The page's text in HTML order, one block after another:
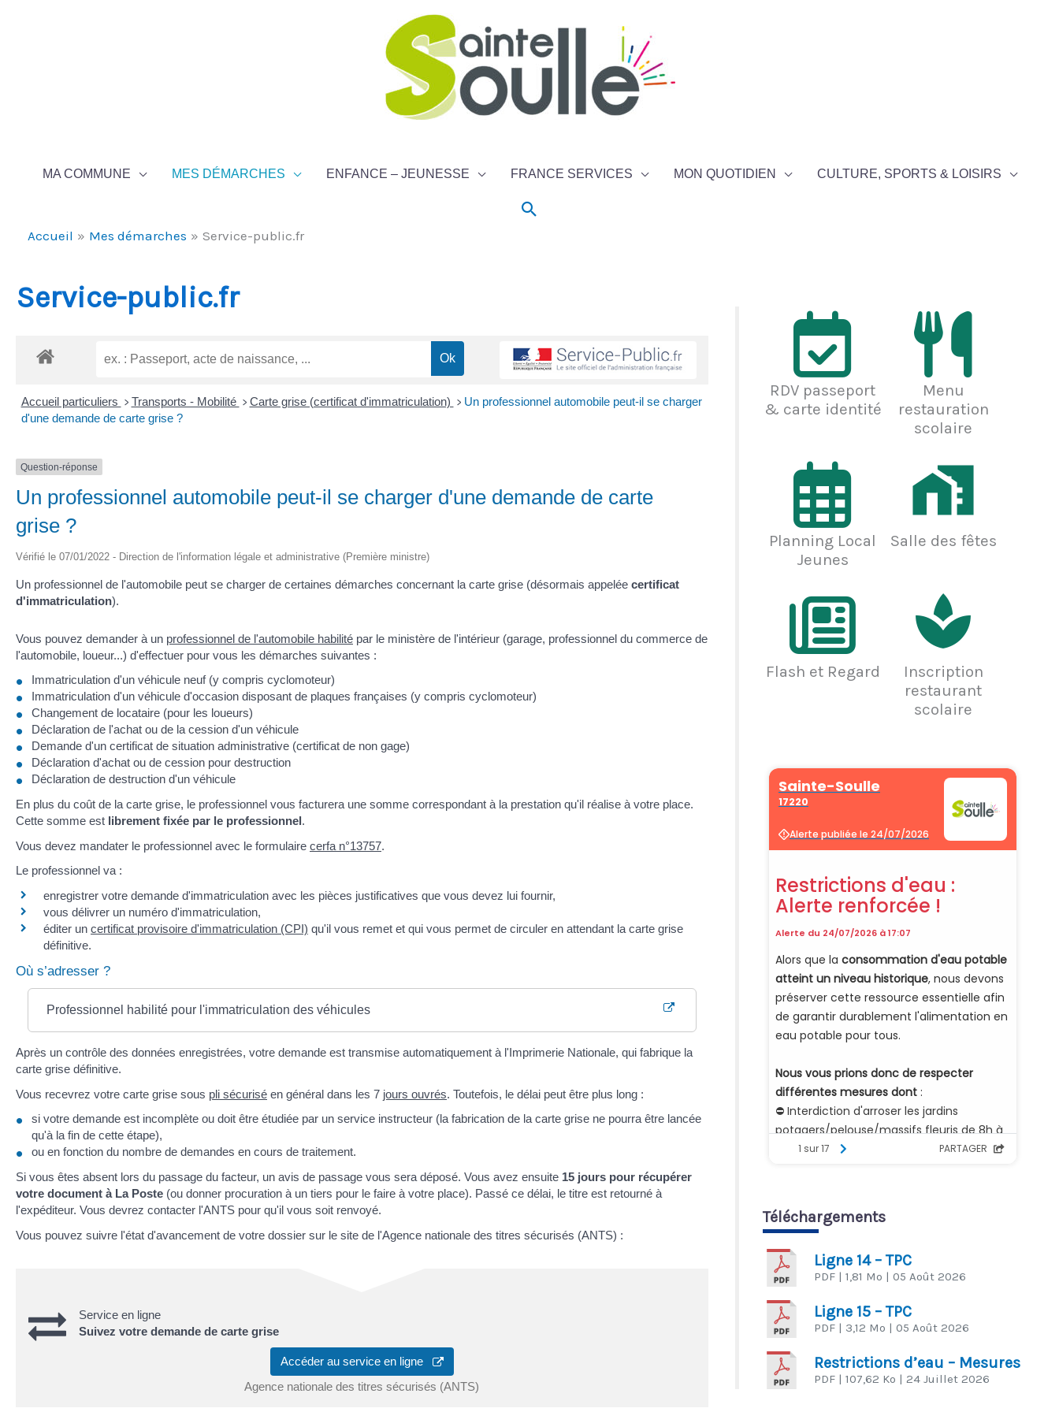
MA COMMUNE MES DÉMARCHES ENFANCE – JEUNESSE FRANCE SERVICES MON QUOTIDIEN CULTURE, SPORTS & LOISIRS
Rechercher
Accueil Mes démarches Service-public.fr
Service-public.fr
Accueil particuliers > Transports - Mobilité > Carte grise (certificat d'immatriculation) > Un professionnel automobile peut-il se charger
d'une demande de carte grise ?
Question-réponse
Un professionnel automobile peut-il se charger d'une demande de carte
grise ?
Vérifié le 07/01/2022 - Direction de l'information légale et administrative (Première ministre)
Un professionnel de l'automobile peut se charger de certaines démarches concernant la carte grise (désormais appelée certificat
d'immatriculation).
Vous pouvez demander à un professionnel de l'automobile habilité par le ministère de l'intérieur (garage, professionnel du commerce de
l'automobile, loueur...) d'effectuer pour vous les démarches suivantes :
Immatriculation d'un véhicule neuf (y compris cyclomoteur)
Immatriculation d'un véhicule d'occasion disposant de plaques françaises (y compris cyclomoteur)
Changement de locataire (pour les loueurs)
Déclaration de l'achat ou de la cession d'un véhicule
Demande d'un certificat de situation administrative (certificat de non gage)
Déclaration d'achat ou de cession pour destruction
Déclaration de destruction d'un véhicule
En plus du coût de la carte grise, le professionnel vous facturera une somme correspondant à la prestation qu'il réalise à votre place.
Cette somme est librement fixée par le professionnel.
Vous devez mandater le professionnel avec le formulaire cerfa n°13757.
Le professionnel va :
enregistrer votre demande d'immatriculation avec les pièces justificatives que vous devez lui fournir,
vous délivrer un numéro d'immatriculation,
éditer un certificat provisoire d'immatriculation (CPI) qu'il vous remet et qui vous permet de circuler en attendant la carte grise
définitive.
Où s’adresser ?
Professionnel habilité pour l'immatriculation des véhicules
Après un contrôle des données enregistrées, votre demande est transmise automatiquement à l'Imprimerie Nationale, qui fabrique la
carte grise définitive.
Vous recevrez votre carte grise sous pli sécurisé en général dans les 7 jours ouvrés. Toutefois, le délai peut être plus long :
si votre demande est incomplète ou doit être étudiée par un service instructeur (la fabrication de la carte grise ne pourra être lancée
qu'à la fin de cette étape),
ou en fonction du nombre de demandes en cours de traitement.
Si vous êtes absent lors du passage du facteur, un avis de passage vous sera déposé. Vous avez ensuite 15 jours pour récupérer
votre document à La Poste (ou donner procuration à un tiers pour le faire à votre place). Passé ce délai, le titre est retourné à
l'expéditeur. Vous devrez contacter l'ANTS pour qu'il vous soit renvoyé.
Vous pouvez suivre l'état d'avancement de votre dossier sur le site de l'Agence nationale des titres sécurisés (ANTS) :
Service en ligne
Suivez votre demande de carte grise
Accéder au service en ligne
Agence nationale des titres sécurisés (ANTS)
RDV passeport
& carte identité
Menu
restauration
scolaire
Planning Local
Jeunes
Salle des fêtes
Flash et Regard
Inscription
restaurant
scolaire
Téléchargements
Ligne 14 – TPC
PDF| 1,81 Mo | 05 Août 2026
Ligne 15 – TPC
PDF| 3,12 Mo | 05 Août 2026
Restrictions d’eau – Mesures
PDF| 107,62 Ko | 24 Juillet 2026